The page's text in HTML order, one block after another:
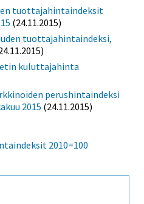
tuottajahintaindeksit
(24.11.2015)
tuottajahintaindeksi,
kuluttajahinta
perushintaindeksi
2015 (24.11.2015)
2010=100